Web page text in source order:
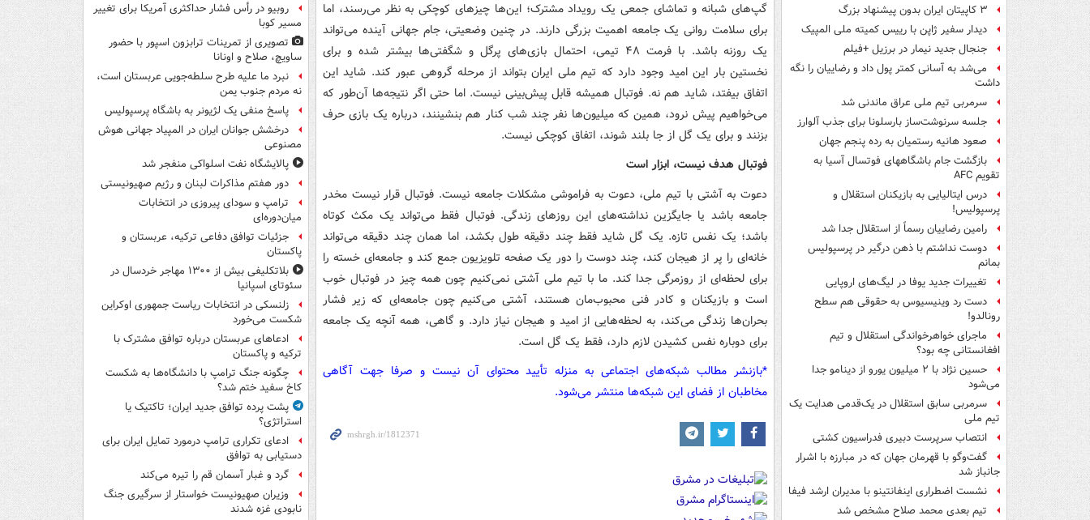
۳ کاپیتان ایران بدون پیشنهاد بزرگ
دیدار سفیر ژاپن با رییس کمیته ملی المپیک
جنجال جدید نیمار در برزیل +فیلم
می‌شد به آسانی کمتر پول داد و رضاییان را نگه
داشت
سرمربی تیم ملی عراق ماندنی شد
جلسه سرنوشت‌ساز بارسلونا برای جذب آلوارز
صعود هانیه رستمیان به رده پنجم جهان
بازگشت جام باشگاههای فوتسال آسیا به
تقویم AFC
درس ایتالیایی‌ به بازیکنان استقلال و
پرسپولیس!
رامین رضاییان رسماً از استقلال جدا شد
دوست نداشتم با ذهن درگیر در پرسپولیس
بمانم
تغییرات جدید یوفا در لیگ‌های اروپایی
دست رد وینیسیوس به حقوقی هم سطح
رونالدو!
ماجرای خواهرخواندگی استقلال و تیم
افغانستانی چه بود؟
حسین نژاد با ۲ میلیون یورو از دینامو جدا
می‌شود
سرمربی سابق استقلال در یک‌قدمی هدایت یک
تیم ملی
انتصاب سرپرست دبیری فدراسیون کشتی
گفت‌وگو با قهرمان جهان که در مبارزه با اشرار
جانباز شد
نشست اضطراری اینفانتینو با مدیران ارشد فیفا
تیم بعدی محمد صلاح مشخص شد
گپ‌های شبانه و تماشای جمعی یک رویداد مشترک؛ این‌ها چیزهای کوچکی به نظر می‌رسند، اما
برای سلامت روانی یک جامعه اهمیت بزرگی دارند. در چنین وضعیتی، جام جهانی آینده می‌تواند
یک روزنه باشد. با فرمت ۴۸ تیمی، احتمال بازی‌های پرگل و شگفتی‌ها بیشتر شده و برای
نخستین بار این امید وجود دارد که تیم ملی ایران بتواند از مرحله گروهی عبور کند. شاید این
اتفاق بیفتد، شاید هم نه. فوتبال همیشه قابل پیش‌بینی نیست. اما حتی اگر نتیجه‌ها آن‌طور که
می‌خواهیم پیش نرود، همین که میلیون‌ها نفر چند شب کنار هم بنشینند، درباره یک بازی حرف
بزنند و برای یک گل از جا بلند شوند، اتفاق کوچکی نیست.
فوتبال هدف نیست، ابزار است
دعوت به آشتی با تیم ملی، دعوت به فراموشی مشکلات جامعه نیست. فوتبال قرار نیست مخدر
جامعه باشد یا جایگزین نداشته‌های این روزهای زندگی. فوتبال فقط می‌تواند یک مکث کوتاه
باشد؛ یک نفس تازه. یک گل شاید فقط چند دقیقه طول بکشد، اما همان چند دقیقه می‌تواند
خانه‌ای را پر از هیجان کند، چند دوست را دور یک صفحه تلویزیون جمع کند و جامعه‌ای خسته را
برای لحظه‌ای از روزمرگی جدا کند. ما با تیم ملی آشتی نمی‌کنیم چون همه چیز در فوتبال خوب
است و بازیکنان و کادر فنی محبوب‌مان هستند، آشتی می‌کنیم چون جامعه‌ای که زیر فشار
بحران‌ها زندگی می‌کند، به لحظه‌هایی از امید و هیجان نیاز دارد. و گاهی، همه آنچه یک جامعه
برای دوباره نفس کشیدن لازم دارد، فقط یک گل است.
*بازنشر مطالب شبکه‌های اجتماعی به منزله تأیید محتوای آن نیست و صرفا جهت آگاهی
مخاطبان از فضای این شبکه‌ها منتشر می‌شود.
روبیو در رأس فشار حداکثری آمریکا برای تغییر
مسیر کوبا
تصویری از تمرینات ترابزون اسپور با حضور
ساویچ، صلاح و اونانا
نبرد ما علیه طرح سلطه‌جویی عربستان است،
نه مردم جنوب یمن
پاسخ منفی یک لژیونر به باشگاه پرسپولیس
درخشش جوانان ایران در المپیاد جهانی هوش
مصنوعی
پالایشگاه نفت اسلواکی منفجر شد
دور هفتم مذاکرات لبنان و رژیم صهیونیستی
ترامپ و سودای پیروزی در انتخابات
میان‌دوره‌ای
جزئیات توافق دفاعی ترکیه، عربستان و
پاکستان
بلاتکلیفی بیش از ۱۳۰۰ مهاجر خردسال در
سئوتای اسپانیا
زلنسکی در انتخابات ریاست جمهوری اوکراین
شکست می‌خورد
ادعاهای عربستان درباره توافق مشترک با
ترکیه و پاکستان
چگونه جنگ ترامپ با دانشگاه‌ها به شکست
کاخ سفید ختم شد؟
پشت پرده توافق جدید ایران؛ تاکتیک یا
استراتژی؟
ادعای تکراری ترامپ درمورد تمایل ایران برای
دستیابی به توافق
گرد و غبار آسمان قم را تیره می‌کند
وزیران صهیونیست خواستار از سرگیری جنگ
نابودی غزه شدند